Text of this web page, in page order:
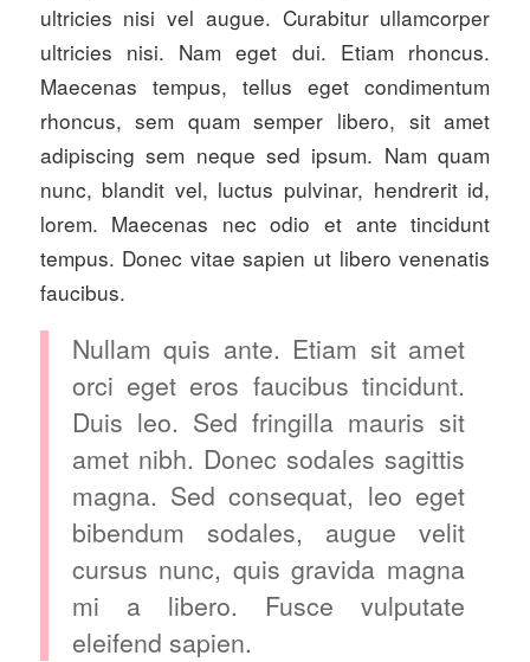
ultricies nisi vel augue. Curabitur ullamcorper
ultricies nisi. Nam eget dui. Etiam rhoncus.
Maecenas tempus, tellus eget condimentum
rhoncus, sem quam semper libero, sit amet
adipiscing sem neque sed ipsum. Nam quam
nunc, blandit vel, luctus pulvinar, hendrerit id,
lorem. Maecenas nec odio et ante tincidunt
tempus. Donec vitae sapien ut libero venenatis
faucibus.
Nullam quis ante. Etiam sit amet
orci eget eros faucibus tincidunt.
Duis leo. Sed fringilla mauris sit
amet nibh. Donec sodales sagittis
magna. Sed consequat, leo eget
bibendum sodales, augue velit
cursus nunc, quis gravida magna
mi a libero. Fusce vulputate
eleifend sapien.